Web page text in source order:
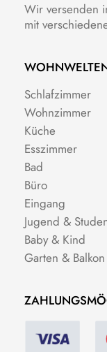
Wir versenden
mit
Schlafzimmer
Wohnzimmer
Küche
Esszimmer
Bad
Büro
Eingang
Jugend &
Baby & Kind
Garten & Balkon